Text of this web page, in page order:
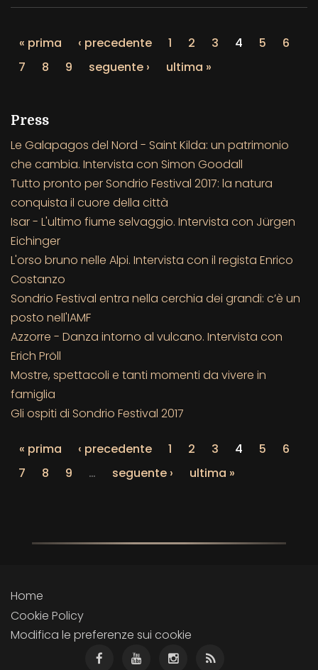
« prima ‹ precedente 1 2 3 4 5
6
7
8 9 seguente › ultima »
Press
Le Galapagos del Nord - Saint Kilda: un patrimonio
che cambia. Intervista con Simon Goodall
Tutto pronto per Sondrio Festival 2017: la natura
conquista il cuore della città
Isar - L'ultimo fiume selvaggio. Intervista con Jürgen
Eichinger
L'orso bruno nelle Alpi. Intervista con il regista Enrico
Costanzo
Sondrio Festival entra nella cerchia dei grandi: c’è un
posto nell'IAMF
Azzorre - Danza intorno al vulcano. Intervista con
Erich Pröll
Mostre, spettacoli e tanti momenti da vivere in
famiglia
Gli ospiti di Sondrio Festival 2017
« prima ‹ precedente 1 2 3 4 5
6
7
8 9 … seguente › ultima »
Home
Cookie Policy
Modifica le preferenze sui cookie